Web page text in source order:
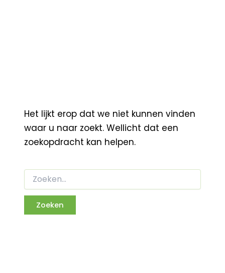
Het lijkt erop dat we niet kunnen vinden
waar u naar zoekt. Wellicht dat een
zoekopdracht kan helpen.